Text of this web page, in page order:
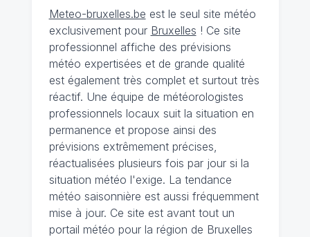
Meteo-bruxelles.be est le seul site météo
exclusivement pour Bruxelles ! Ce site
professionnel affiche des prévisions
météo expertisées et de grande qualité
est également très complet et surtout très
réactif. Une équipe de météorologistes
professionnels locaux suit la situation en
permanence et propose ainsi des
prévisions extrêmement précises,
réactualisées plusieurs fois par jour si la
situation météo l'exige. La tendance
météo saisonnière est aussi fréquemment
mise à jour. Ce site est avant tout un
portail météo pour la région de Bruxelles